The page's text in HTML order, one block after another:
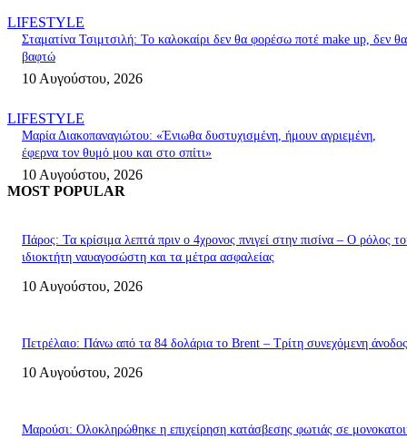
LIFESTYLE
Σταματίνα Τσιμτσιλή: Το καλοκαίρι δεν θα φορέσω ποτέ make up, δεν θα
βαφτώ
10 Αυγούστου, 2026
LIFESTYLE
Μαρία Διακοπαναγιώτου: «Ένιωθα δυστυχισμένη, ήμουν αγριεμένη,
έφερνα τον θυμό μου και στο σπίτι»
10 Αυγούστου, 2026
MOST POPULAR
Πάρος: Τα κρίσιμα λεπτά πριν ο 4χρονος πνιγεί στην πισίνα – Ο ρόλος
ιδιοκτήτη ναυαγοσώστη και τα μέτρα ασφαλείας
10 Αυγούστου, 2026
Πετρέλαιο: Πάνω από τα 84 δολάρια το Brent – Τρίτη συνεχόμενη άνοδος
10 Αυγούστου, 2026
Μαρούσι: Ολοκληρώθηκε η επιχείρηση κατάσβεσης φωτιάς σε